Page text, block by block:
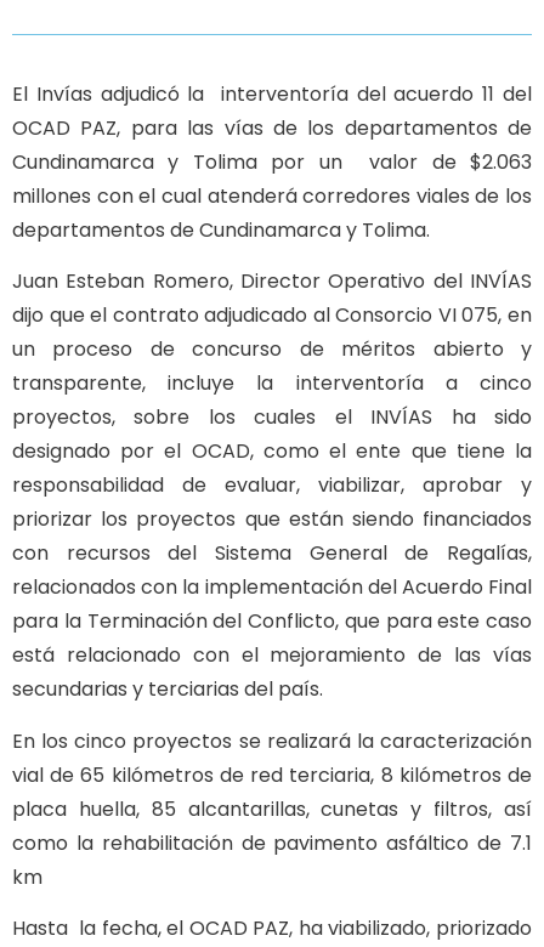
El Invías adjudicó la interventoría del acuerdo 11 del
OCAD PAZ, para las vías de los departamentos de
Cundinamarca y Tolima por un valor de $2.063
millones con el cual atenderá corredores viales de los
departamentos de Cundinamarca y Tolima.
Juan Esteban Romero, Director Operativo del INVÍAS
dijo que el contrato adjudicado al Consorcio VI 075, en
un proceso de concurso de méritos abierto y
transparente, incluye la interventoría a cinco
proyectos, sobre los cuales el INVÍAS ha sido
designado por el OCAD, como el ente que tiene la
responsabilidad de evaluar, viabilizar, aprobar y
priorizar los proyectos que están siendo financiados
con recursos del Sistema General de Regalías,
relacionados con la implementación del Acuerdo Final
para la Terminación del Conflicto, que para este caso
está relacionado con el mejoramiento de las vías
secundarias y terciarias del país.
En los cinco proyectos se realizará la caracterización
vial de 65 kilómetros de red terciaria, 8 kilómetros de
placa huella, 85 alcantarillas, cunetas y filtros, así
como la rehabilitación de pavimento asfáltico de 7.1
km
Hasta la fecha, el OCAD PAZ, ha viabilizado, priorizado